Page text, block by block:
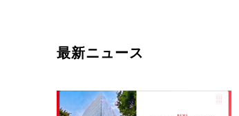
最新ニュース